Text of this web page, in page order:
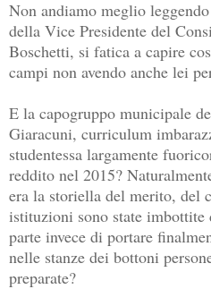
Non andiamo meglio
della Vice Presidente del
Boschetti, si fatica a capire
campi non avendo anche lei
E la capogruppo municipale
Giaracuni, curriculum
studentessa largamente
reddito nel 2015?
era la storiella del merito, del
istituzioni sono state imbottite
parte invece di portare
nelle stanze dei bottoni
preparate?